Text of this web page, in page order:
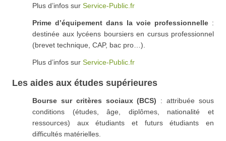
Plus d’infos sur Service-Public.fr
Prime d’équipement dans la voie professionnelle :
destinée aux lycéens boursiers en cursus professionnel
(brevet technique, CAP, bac pro…).
Plus d’infos sur Service-Public.fr
Les aides aux études supérieures
Bourse sur critères sociaux (BCS) : attribuée sous
conditions (études, âge, diplômes, nationalité et
ressources) aux étudiants et futurs étudiants en
difficultés matérielles.